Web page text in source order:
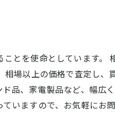
とを使命としています。
場以上の価格で査定し
品、家電製品など、幅広
いますので、お気軽にお